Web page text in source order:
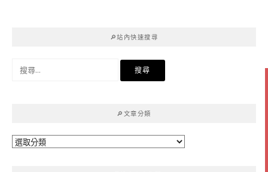
🔎站內快速搜尋
🔎文章分類
🔎